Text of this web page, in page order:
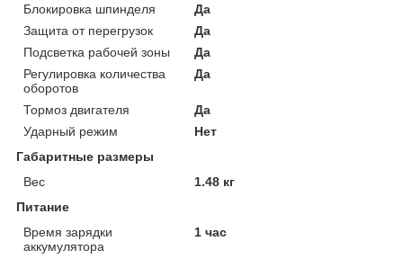
Блокировка шпинделя
Да
Защита от перегрузок
Да
Подсветка рабочей зоны
Да
Регулировка количества
оборотов
Да
Тормоз двигателя
Да
Ударный режим
Нет
Габаритные размеры
Вес
1.48 кг
Питание
Время зарядки
аккумулятора
1 час